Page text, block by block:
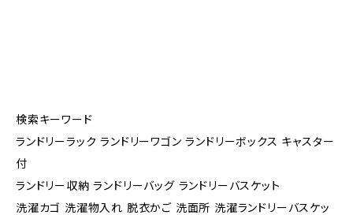
検索キーワード
ランドリーラック ランドリーワゴン ランドリーボックス キャスター
付
ランドリー収納 ランドリーバッグ ランドリーバスケット
洗濯カゴ 洗濯物入れ 脱衣かご 洗面所 洗濯ランドリーバスケッ